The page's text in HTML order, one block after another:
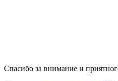
Спасибо за внимание и